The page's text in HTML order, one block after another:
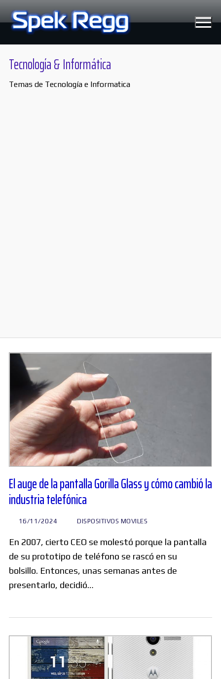
al
contenido
Tecnología & Informática
Temas de Tecnología e Informatica
El auge de la pantalla Gorilla Glass y cómo cambió la
industria telefónica
16/11/2024 DISPOSITIVOS MOVILES
En 2007, cierto CEO se molestó porque la pantalla
de su prototipo de teléfono se rascó en su
bolsillo. Entonces, unas semanas antes de
presentarlo, decidió…